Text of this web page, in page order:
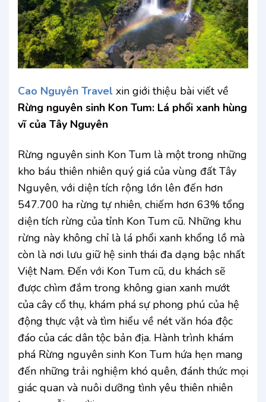
Cao Nguyên Travel xin giới thiệu bài viết về
Rừng nguyên sinh Kon Tum: Lá phổi xanh hùng
vĩ của Tây Nguyên
Rừng nguyên sinh Kon Tum là một trong những
kho báu thiên nhiên quý giá của vùng đất Tây
Nguyên, với diện tích rộng lớn lên đến hơn
547.700 ha rừng tự nhiên, chiếm hơn 63% tổng
diện tích rừng của tỉnh Kon Tum cũ. Những khu
rừng này không chỉ là lá phổi xanh khổng lồ mà
còn là nơi lưu giữ hệ sinh thái đa dạng bậc nhất
Việt Nam. Đến với Kon Tum cũ, du khách sẽ
được chìm đắm trong không gian xanh mướt
của cây cổ thụ, khám phá sự phong phú của hệ
động thực vật và tìm hiểu về nét văn hóa độc
đáo của các dân tộc bản địa. Hành trình khám
phá Rừng nguyên sinh Kon Tum hứa hẹn mang
đến những trải nghiệm khó quên, đánh thức mọi
giác quan và nuôi dưỡng tình yêu thiên nhiên